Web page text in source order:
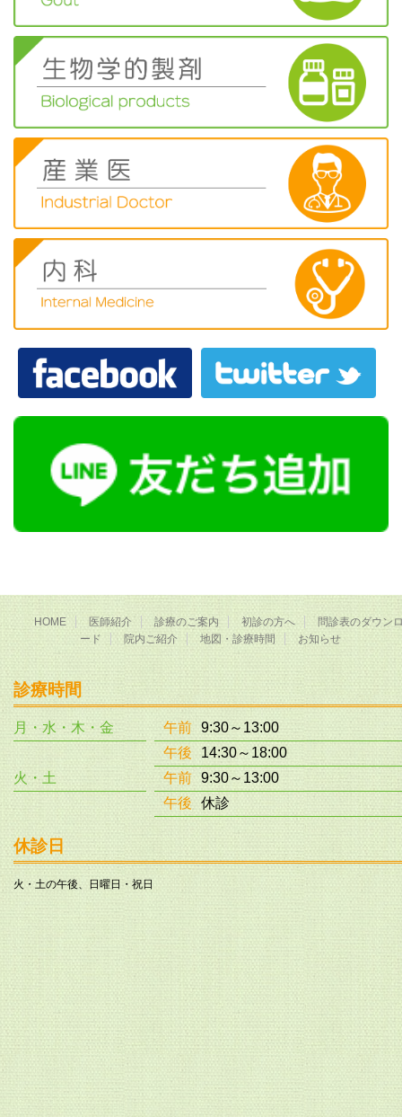
HOME 医師紹介 診療のご案内 初診の方へ
問診表のダウン
ード
院内ご紹介 地図・診療時間 お知らせ
診療時間
月・水・木・金 午前
9:30～13:00
午後
14:30～18:00
火・土
午前
9:30～13:00
午後
休診
休診日
火・土の午後、日曜日・祝日